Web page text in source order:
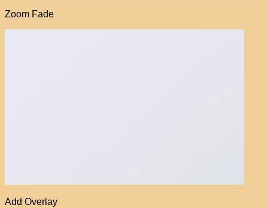
Zoom Fade
Add Overlay